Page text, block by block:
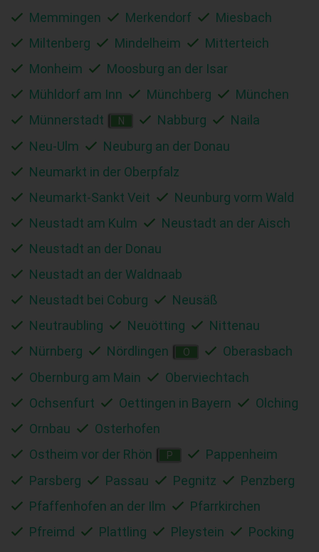
Memmingen
Merkendorf
Miesbach
Miltenberg
Mindelheim
Mitterteich
Monheim
Moosburg an der Isar
Mühldorf am Inn
Münchberg
München
Münnerstadt
N Nabburg
Naila
Neu-Ulm
Neuburg an der Donau
Neumarkt in der Oberpfalz
Neumarkt-Sankt Veit
Neunburg vorm Wald
Neustadt am Kulm
Neustadt an der Aisch
Neustadt an der Donau
Neustadt an der Waldnaab
Neustadt bei Coburg
Neusäß
Neutraubling
Neuötting
Nittenau
Nürnberg
Nördlingen O
Oberasbach
Obernburg am Main
Oberviechtach
Ochsenfurt
Oettingen in Bayern
Olching
Ornbau
Osterhofen
Ostheim vor der Rhön
P
Pappenheim
Parsberg
Passau Pegnitz
Penzberg
Pfaffenhofen an der Ilm
Pfarrkirchen
Pfreimd
Plattling Pleystein
Pocking